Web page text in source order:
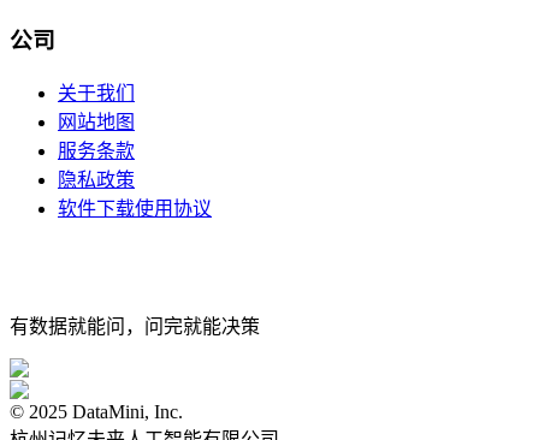
公司
关于我们
网站地图
服务条款
隐私政策
软件下载使用协议
有数据就能问，问完就能决策
© 2025 DataMini, Inc.